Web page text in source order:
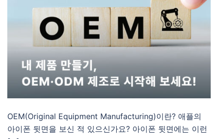
OEM(Original Equipment Manufacturing)이란? 애플의
아이폰 뒷면을 보신 적 있으신가요? 아이폰 뒷면에는 이런